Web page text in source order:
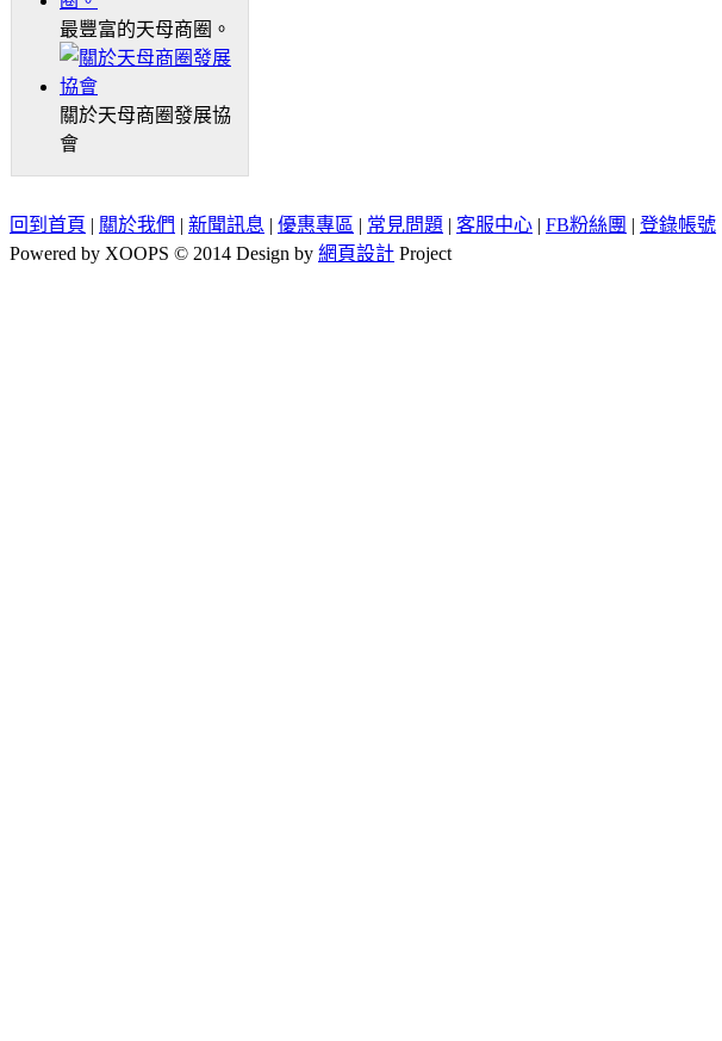
最豐富的天母商圈。
關於天母商圈發展協
會
回到首頁 | 關於我們 | 新聞訊息 | 優惠專區 | 常見問題 | 客服中心 | FB粉絲團 | 登錄帳號
Powered by XOOPS © 2014 Design by 網頁設計 Project